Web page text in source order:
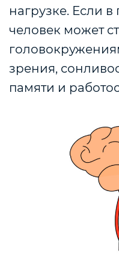
нагрузке. Если
человек может
зрения,
памяти и